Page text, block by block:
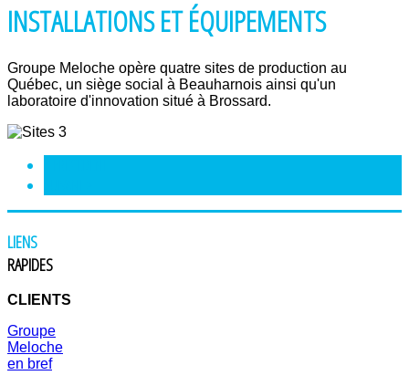
INSTALLATIONS ET ÉQUIPEMENTS
Groupe Meloche opère quatre sites de production au
Québec, un siège social à Beauharnois ainsi qu'un
laboratoire d'innovation situé à Brossard.
LIENS
RAPIDES
CLIENTS
Groupe
Meloche
en bref